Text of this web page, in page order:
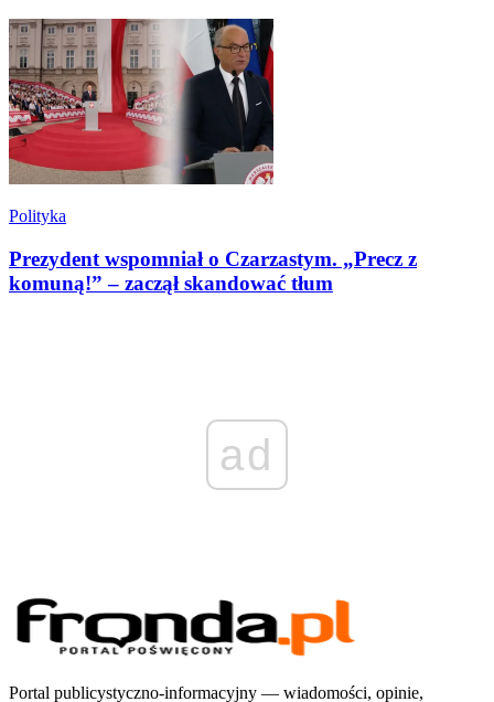
Polityka
Prezydent wspomniał o Czarzastym. „Precz z
komuną!” – zaczął skandować tłum
ad
Portal publicystyczno-informacyjny — wiadomości, opinie,